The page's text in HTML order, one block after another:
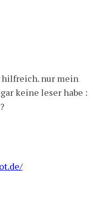
nur mein
keine leser habe :